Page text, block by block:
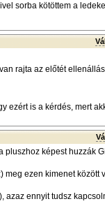
sorba kötöttem a
rajta az előtét
ezért is a kérdés, mert
képest huzzák
meg ezen kimenet között
azaz ennyit tudsz